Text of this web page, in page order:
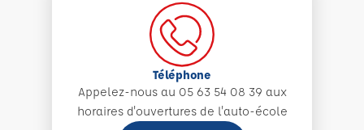
Téléphone
Appelez-nous au 05 63 54 08 39 aux
horaires d'ouvertures de l'auto-école